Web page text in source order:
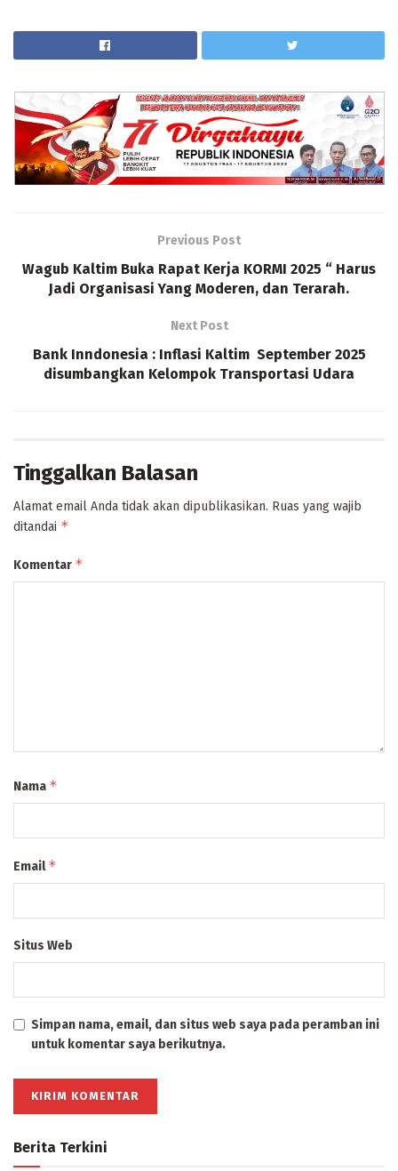
Previous Post
Wagub Kaltim Buka Rapat Kerja KORMI 2025 “ Harus
Jadi Organisasi Yang Moderen, dan Terarah.
Next Post
Bank Inndonesia : Inflasi Kaltim September 2025
disumbangkan Kelompok Transportasi Udara
Tinggalkan Balasan
Alamat email Anda tidak akan dipublikasikan. Ruas yang wajib
ditandai *
Komentar *
Nama *
Email*
Situs Web
Simpan nama, email, dan situs web saya pada peramban ini
untuk komentar saya berikutnya.
Berita Terkini